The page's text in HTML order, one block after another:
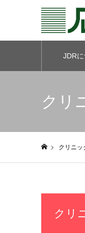
JDR
クリ
クリニッ
クリ